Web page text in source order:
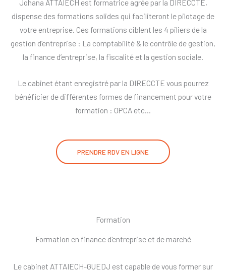
Johana ATTAIECH est formatrice agrée par la DIRECCTE,
dispense des formations solides qui faciliteront le pilotage de
votre entreprise. Ces formations ciblent les 4 piliers de la
gestion d’entreprise : La comptabilité & le contrôle de gestion,
la finance d’entreprise, la fiscalité et la gestion sociale.
Le cabinet étant enregistré par la DIRECCTE vous pourrez
bénéficier de différentes formes de financement pour votre
formation : OPCA etc…
PRENDRE RDV EN LIGNE
Formation
Formation en finance d'entreprise et de marché
Le cabinet ATTAIECH-GUEDJ est capable de vous former sur